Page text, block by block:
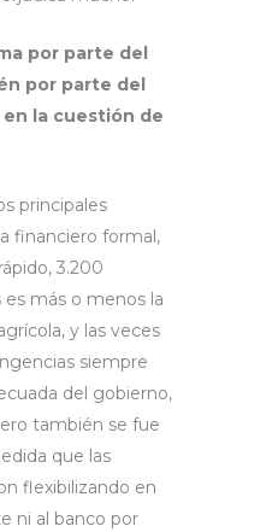
por parte del
por parte del
la cuestión de
principales
financiero formal,
3.200
más o menos la
y las veces
siempre
del gobierno,
también se fue
que las
flexibilizando en
ni al banco por